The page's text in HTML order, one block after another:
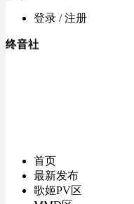
登录 / 注册
终音社
首页
最新发布
歌姬PV区